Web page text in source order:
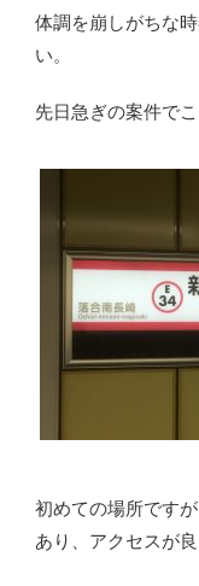
体調を崩しがちな
い。
先日急ぎの案件で
初めての場所です
あり、アクセスが良